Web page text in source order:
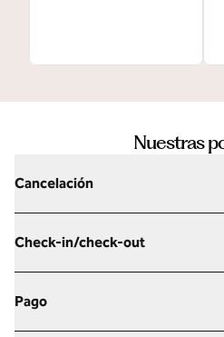
Nuestras
Cancelación
Check-in/check-out
Pago